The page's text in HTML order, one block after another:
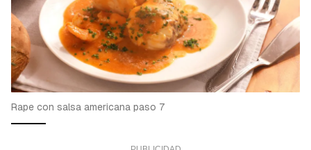
Rape con salsa americana paso 7